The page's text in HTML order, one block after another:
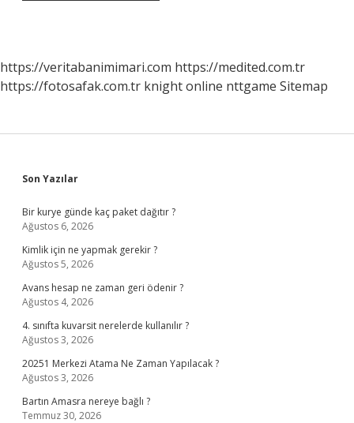
https://veritabanimimari.com https://medited.com.tr
https://fotosafak.com.tr knight online nttgame Sitemap
Sidebar
Son Yazılar
Bir kurye günde kaç paket dağıtır ?
Ağustos 6, 2026
Kimlik için ne yapmak gerekir ?
Ağustos 5, 2026
Avans hesap ne zaman geri ödenir ?
Ağustos 4, 2026
4. sınıfta kuvarsit nerelerde kullanılır ?
Ağustos 3, 2026
20251 Merkezi Atama Ne Zaman Yapılacak ?
Ağustos 3, 2026
Bartın Amasra nereye bağlı ?
Temmuz 30, 2026